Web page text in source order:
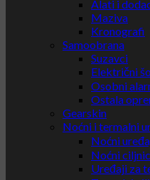
Alati i
Maziva
Kronografi
Samoobrana
Suzavci
Električni
Osobni
Ostala
Gearskin
Noćni i termalni
Noćni
Noćni
Uređaji za